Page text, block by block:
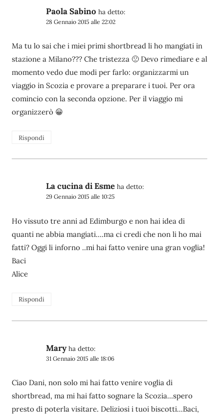
Paola Sabino ha detto:
28 Gennaio 2015 alle 22:02
Ma tu lo sai che i miei primi shortbread li ho mangiati in
stazione a Milano??? Che tristezza 🙁 Devo rimediare e al
momento vedo due modi per farlo: organizzarmi un
viaggio in Scozia e provare a preparare i tuoi. Per ora
comincio con la seconda opzione. Per il viaggio mi
organizzerò 😀
Rispondi
La cucina di Esme ha detto:
29 Gennaio 2015 alle 10:25
Ho vissuto tre anni ad Edimburgo e non hai idea di
quanti ne abbia mangiati….ma ci credi che non li ho mai
fatti? Oggi li inforno ..mi hai fatto venire una gran voglia!
Baci
Alice
Rispondi
Mary ha detto:
31 Gennaio 2015 alle 18:06
Ciao Dani, non solo mi hai fatto venire voglia di
shortbread, ma mi hai fatto sognare la Scozia…spero
presto di poterla visitare. Deliziosi i tuoi biscotti…Baci,